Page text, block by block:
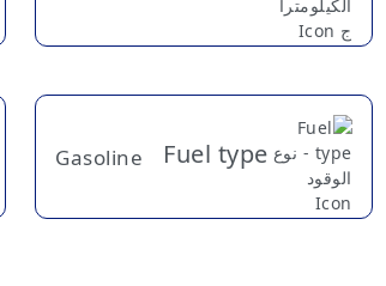
Fuel type
Gasoline